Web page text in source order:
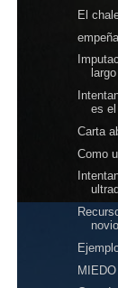
El
es
Carta
Como